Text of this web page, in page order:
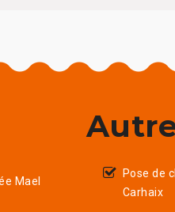
Mael
Pose de
Carhaix